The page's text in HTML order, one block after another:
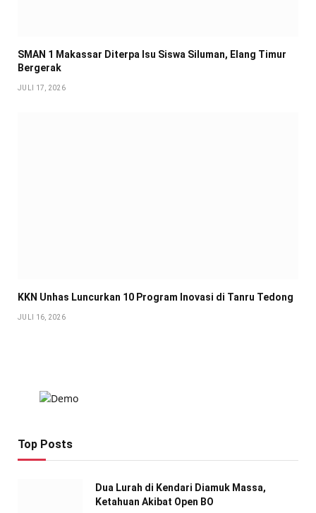
SMAN 1 Makassar Diterpa Isu Siswa Siluman, Elang Timur
Bergerak
JULI 17, 2026
KKN Unhas Luncurkan 10 Program Inovasi di Tanru Tedong
JULI 16, 2026
Top Posts
Dua Lurah di Kendari Diamuk Massa,
Ketahuan Akibat Open BO